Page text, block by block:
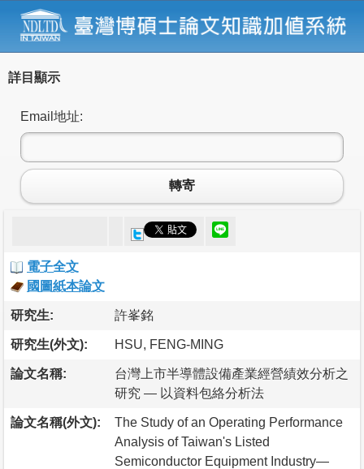
詳目顯示
Email地址:
轉寄
電子全文
國圖紙本論文
研究生: 許峯銘
研究生(外文): HSU, FENG-MING
論文名稱:
台灣上市半導體設備產業經營績效分析之
研究 — 以資料包絡分析法
論文名稱(外文):
The Study of an Operating Performance
Analysis of Taiwan's Listed
Semiconductor Equipment Industry—